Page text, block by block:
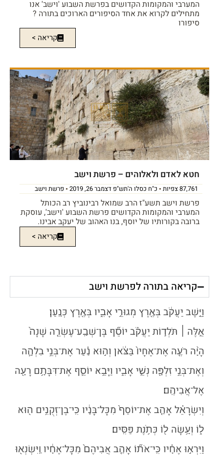
המערבי והמקומות הקדושים בפרשת השבוע 'וישב' אנו
מתחילים לקרוא את אחד הסיפורים הארוכים בתורה ?
סיפורו
קריאה >
חטא לאדם ולאלוהים – פרשת וישב
87,761 צפיות כ"ח כסלו ה'תש"פ דצמבר 26, 2019 פרשת וישב
פרשת וישב תשע"ז הרב שמואל רבינוביץ רב הכותל
המערבי והמקומות הקדושים פרשת השבוע 'וישב', עוסקת
ברובה בקורותיו של יוסף, בנו האהוב של יעקב אבינו.
קריאה >
קריאה בתורה לפרשת וישב
וַיֵּ֣שֶׁב יַעֲקֹ֔ב בְּאֶ֖רֶץ מְגוּרֵ֣י אָבִ֑יו בְּאֶ֖רֶץ כְּנָֽעַן׃
אֵ֣לֶּה
תֹּלְד֣וֹת יַעֲקֹ֗ב יוֹסֵ֞ף בֶּן־שְׁבַֽע־עֶשְׂרֵ֤ה שָׁנָה֙
הָיָ֨ה רֹעֶ֤ה אֶת־אֶחָיו֙ בַּצֹּ֔אן וְה֣וּא נַ֗עַר אֶת־בְּנֵ֥י בִלְהָ֛ה
וְאֶת־בְּנֵ֥י זִלְפָּ֖ה נְשֵׁ֣י אָבִ֑יו וַיָּבֵ֥א יוֹסֵ֛ף אֶת־דִּבָּתָ֥ם רָעָ֖ה
אֶל־אֲבִיהֶֽם׃
וְיִשְׂרָאֵ֗ל אָהַ֤ב אֶת־יוֹסֵף֙ מִכׇּל־בָּנָ֔יו כִּֽי־בֶן־זְקֻנִ֥ים ה֖וּא
ל֑וֹ וְעָ֥שָׂה ל֖וֹ כְּתֹ֥נֶת פַּסִּֽים׃
וַיִּרְא֣וּ אֶחָ֗יו כִּֽי־אֹת֞וֹ אָהַ֤ב אֲבִיהֶם֙ מִכׇּל־אֶחָ֔יו וַֽיִּשְׂנְא֖וּ